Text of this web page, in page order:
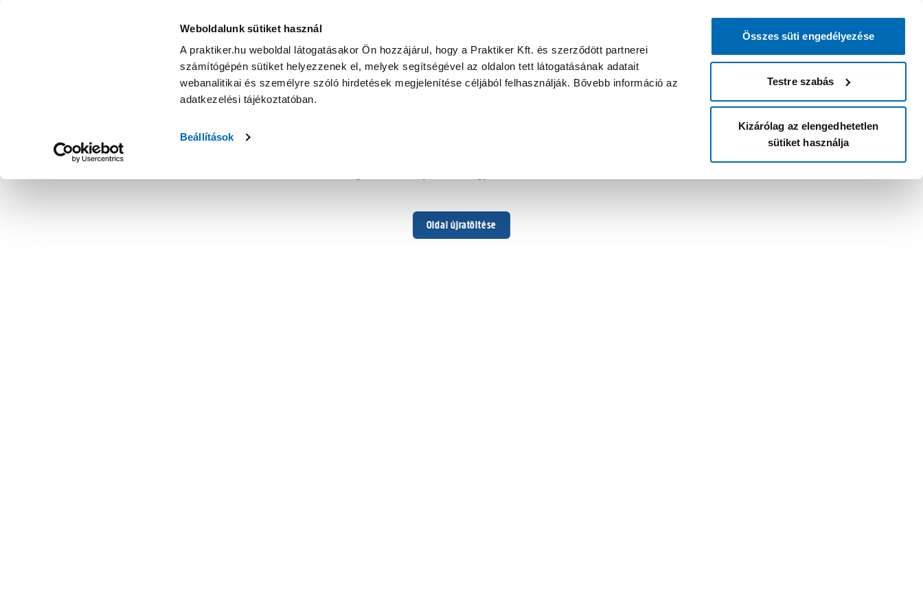
Weboldalunk sütiket használ
A praktiker.hu weboldal látogatásakor Ön hozzájárul, hogy a Praktiker Kft. és szerződött partnerei
számítógépén sütiket helyezzenek el, melyek segítségével az oldalon tett látogatásának adatait
webanalitikai és személyre szóló hirdetések megjelenítése céljából felhasználják. Bővebb információ az
adatkezelési tájékoztatóban.
Beállítások
Összes süti engedélyezése
Testre szabás
Kizárólag az elengedhetetlen
sütiket használja
Oldal újratöltése